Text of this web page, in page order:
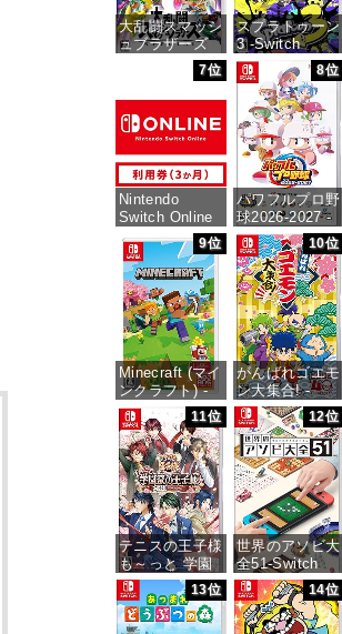
大乱闘スマッシ
ュブラザーズ
SPECIAL -
価格：¥6,473
スプラトゥーン
3 -Switch
価格：¥5,536
7位
Nintendo
Switch Online
利用券(個人プ
ラン3か月)|オ
ンラインコード
版
価格：¥900
8位
パワフルプロ野
球2026-2027 -
Switch
価格：¥6,927
9位
Minecraft (マイ
ンクラフト) -
Switch
価格：¥3,400
10位
がんばれゴエモ
ン大集合! -
Switch
価格：¥4,436
11位
テニスの王子様
も～っと 学園
祭の王子様
♡-40 and
more…
12位
世界のアソビ大
全51-Switch
価格：¥3,655
13位 14位